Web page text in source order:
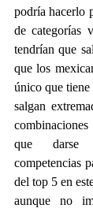
podría hacerlo
de categorías
tendrían que
que los
único que tiene
salgan
que darse
competencias
del top 5 en
aunque no